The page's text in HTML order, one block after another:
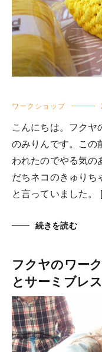
ワークショップ
こんにちは。フクヤ
のみりんです。この
われたのでやる気の
だちネコのきゅりち
と言っていました。
続きを読む
フクヤのワー
とサーミブレ